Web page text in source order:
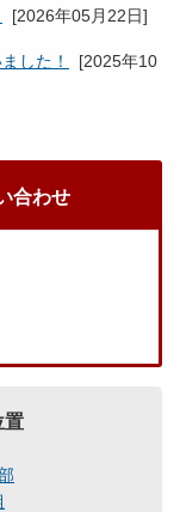
[2026年05月22日]
した！ [2025年10
合わせ
置